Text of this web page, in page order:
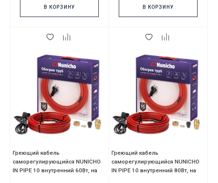
В КОРЗИНУ В КОРЗИНУ
Греющий кабель
саморегулирующийся NUNICHO
IN PIPE 10 внутренний 60Вт, на
Греющий кабель
саморегулирующийся NUNICHO
IN PIPE 10 внутренний 80Вт, на